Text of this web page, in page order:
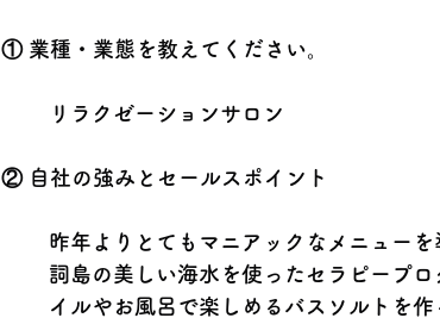
① 業種・業態を教えてください。
リラクゼーションサロン
② 自社の強みとセールスポイント
昨年よりとてもマニアックなメニュー
詞島の美しい海水を使ったセラピープ
イルやお風呂で楽しめるバスソルトを